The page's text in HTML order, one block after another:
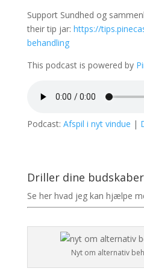
Support Sundhed og
their tip jar: https://
behandling
This podcast is powered by
Podcast: Afspil i nyt vindue |
Driller dine
Se her hvad jeg kan hjælpe
Nyt om alternativ